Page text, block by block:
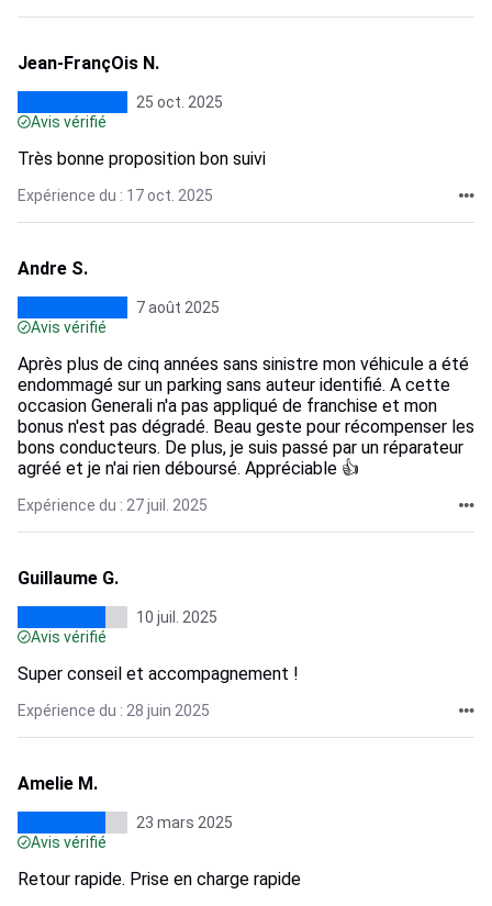
Jean-FrançOis N.
25 oct. 2025
Avis vérifié
Très bonne proposition bon suivi
Expérience du : 17 oct. 2025
Andre S.
7 août 2025
Avis vérifié
Après plus de cinq années sans sinistre mon véhicule a été
endommagé sur un parking sans auteur identifié. A cette
occasion Generali n'a pas appliqué de franchise et mon
bonus n'est pas dégradé. Beau geste pour récompenser les
bons conducteurs. De plus, je suis passé par un réparateur
agréé et je n'ai rien déboursé. Appréciable 👍
Expérience du : 27 juil. 2025
Guillaume G.
10 juil. 2025
Avis vérifié
Super conseil et accompagnement !
Expérience du : 28 juin 2025
Amelie M.
23 mars 2025
Avis vérifié
Retour rapide. Prise en charge rapide